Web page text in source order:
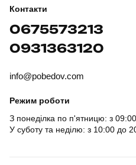
Контакти
0675573213
0931363120
info@pobedov.com
Режим роботи
З понеділка по п'ятницю: з
У суботу та неділю: з 10:00 до